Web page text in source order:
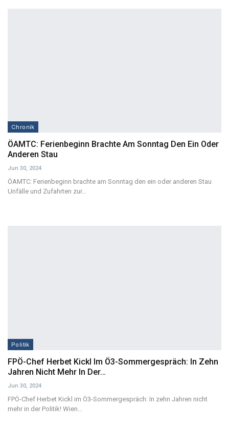
Chronik
ÖAMTC: Ferienbeginn Brachte Am Sonntag Den Ein Oder
Anderen Stau
Jun 30, 2024
ÖAMTC: Ferienbeginn brachte am Sonntag den ein oder anderen Stau
Unfälle und Zufahrten zur…
Politik
FPÖ-Chef Herbet Kickl Im Ö3-Sommergespräch: In Zehn
Jahren Nicht Mehr In Der…
Jun 30, 2024
FPÖ-Chef Herbet Kickl im Ö3-Sommergespräch: In zehn Jahren nicht
mehr in der Politik! Wien